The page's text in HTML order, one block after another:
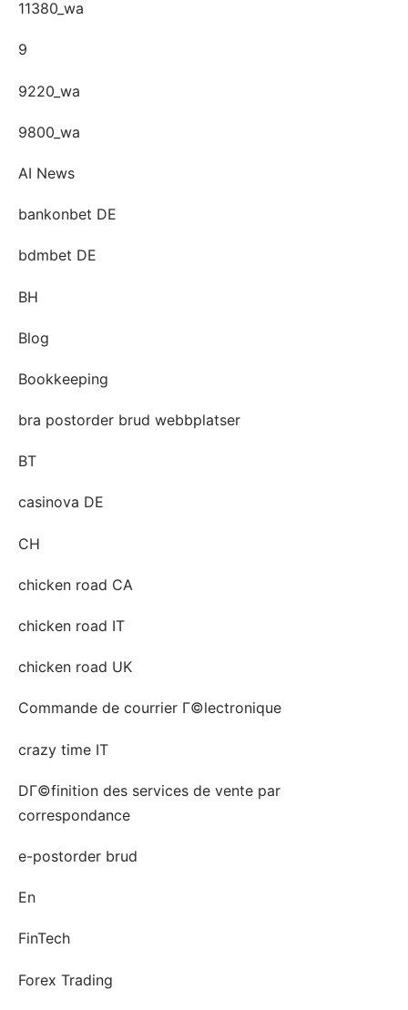
11380_wa
9
9220_wa
9800_wa
AI News
bankonbet DE
bdmbet DE
BH
Blog
Bookkeeping
bra postorder brud webbplatser
BT
casinova DE
CH
chicken road CA
chicken road IT
chicken road UK
Commande de courrier Г©lectronique
crazy time IT
DГ©finition des services de vente par
correspondance
e-postorder brud
En
FinTech
Forex Trading